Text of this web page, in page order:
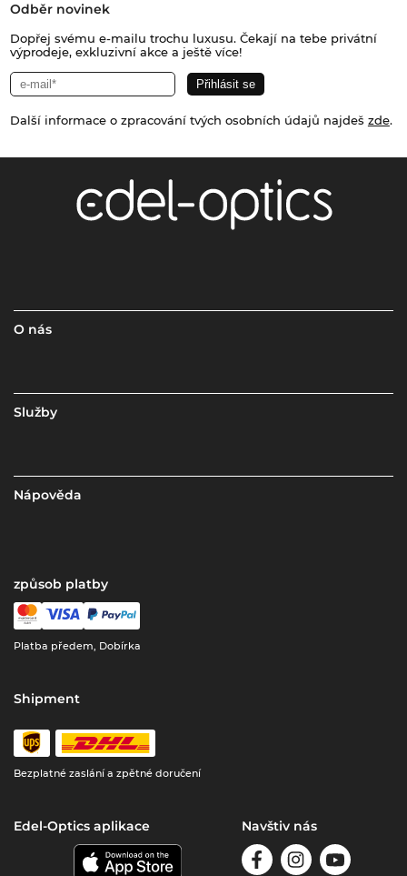
Odběr novinek
Dopřej svému e-mailu trochu luxusu. Čekají na tebe privátní
výprodeje, exkluzivní akce a ještě více!
Další informace o zpracování tvých osobních údajů najdeš zde.
O nás
Služby
Nápověda
způsob platby
Platba předem, Dobírka
Shipment
Bezplatné zaslání a zpětné doručení
Edel-Optics aplikace Navštiv nás